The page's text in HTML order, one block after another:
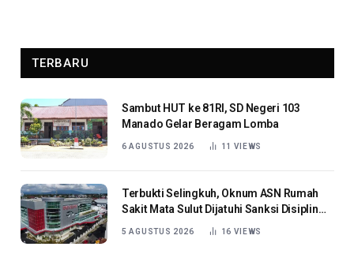
TERBARU
Sambut HUT ke 81RI, SD Negeri 103
Manado Gelar Beragam Lomba
6 AGUSTUS 2026 11 VIEWS
Terbukti Selingkuh, Oknum ASN Rumah
Sakit Mata Sulut Dijatuhi Sanksi Disiplin
5 AGUSTUS 2026 16 VIEWS